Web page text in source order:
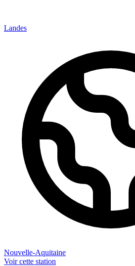
Landes
Nouvelle-Aquitaine
Voir cette station